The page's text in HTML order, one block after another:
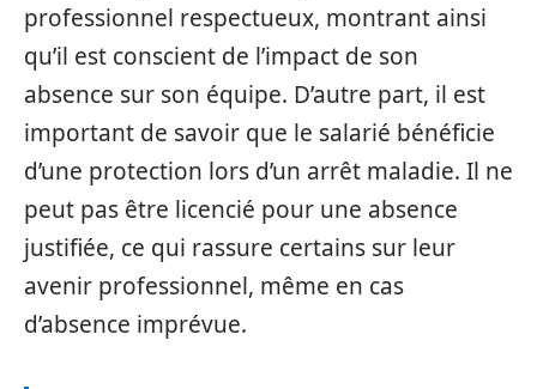
professionnel respectueux, montrant ainsi
qu’il est conscient de l’impact de son
absence sur son équipe. D’autre part, il est
important de savoir que le salarié bénéficie
d’une protection lors d’un arrêt maladie. Il ne
peut pas être licencié pour une absence
justifiée, ce qui rassure certains sur leur
avenir professionnel, même en cas
d’absence imprévue.